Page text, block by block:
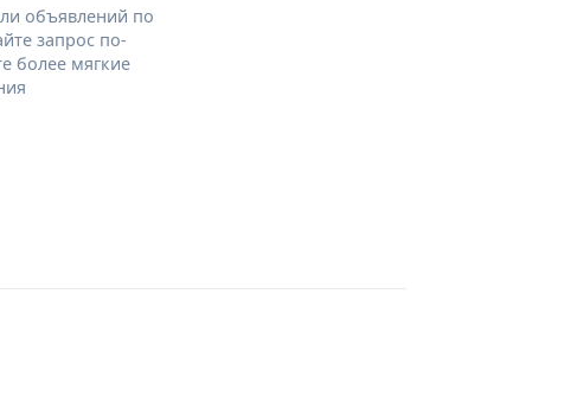
объявлений по
запрос по-
более мягкие